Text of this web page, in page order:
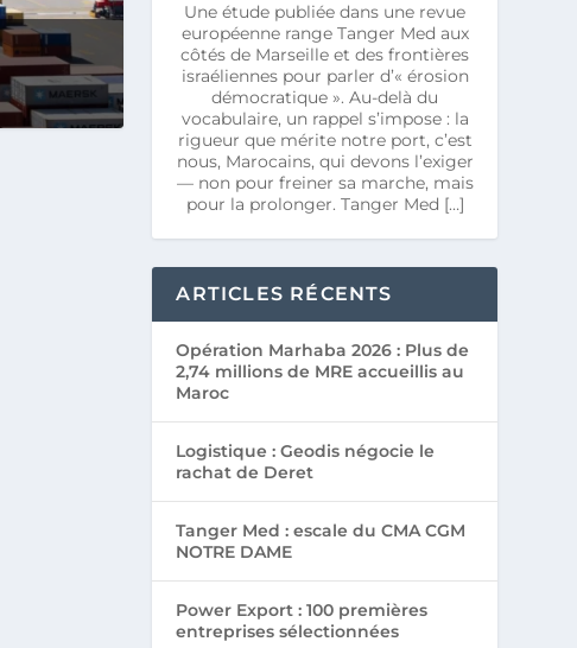
Une étude publiée dans une revue
européenne range Tanger Med aux
côtés de Marseille et des frontières
israéliennes pour parler d’« érosion
démocratique ». Au-delà du
vocabulaire, un rappel s’impose : la
rigueur que mérite notre port, c’est
nous, Marocains, qui devons l’exiger
— non pour freiner sa marche, mais
pour la prolonger. Tanger Med […]
ARTICLES RÉCENTS
Opération Marhaba 2026 : Plus de
2,74 millions de MRE accueillis au
Maroc
Logistique : Geodis négocie le
rachat de Deret
Tanger Med : escale du CMA CGM
NOTRE DAME
Power Export : 100 premières
entreprises sélectionnées